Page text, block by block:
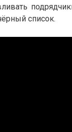
список.